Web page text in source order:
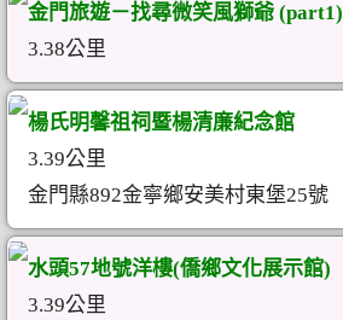
金門旅遊－找尋微笑風獅爺 (part1)
3.38公里
楊氏明馨祖祠暨楊清廉紀念館
3.39公里
金門縣892金寧鄉安美村東堡25號
水頭57地號洋樓(僑鄉文化展示館)
3.39公里